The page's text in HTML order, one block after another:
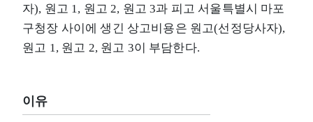
자), 원고 1, 원고 2, 원고 3과 피고 서울특별시 마포
구청장 사이에 생긴 상고비용은 원고(선정당사자),
원고 1, 원고 2, 원고 3이 부담한다.
이유